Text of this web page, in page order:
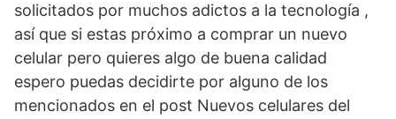
solicitados por muchos adictos a la tecnología ,
así que si estas próximo a comprar un nuevo
celular pero quieres algo de buena calidad
espero puedas decidirte por alguno de los
mencionados en el post Nuevos celulares del